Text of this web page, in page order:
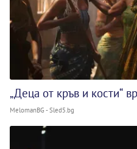
„Деца от кръв и кости“
MelomanBG - Sled5.bg